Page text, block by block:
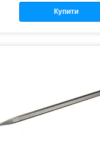
Купити